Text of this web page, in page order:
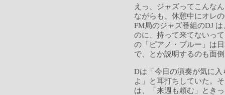
えっ、ジャズってこんな
ながらも、休憩中にオレ
FM局のジャズ番組のDJ
のに、持って来てないっ
の「ピアノ・ブルー」は
で、とか説明するのも面
Dは「今日の演奏が気に
よ」と耳打ちしていた。
は、「来週も頼む」とき